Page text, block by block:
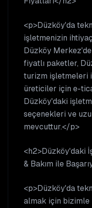
<p>Düzköy'da
işletmenizin
Düzköy
fiyatlı paketler,
turizm işletmeleri
üreticiler için e-
Düzköy'daki
seçenekleri ve
mevcuttur.</p>
<h2>Düzköy'daki
& Bakım ile
<p>Düzköy'da
almak için bizimle